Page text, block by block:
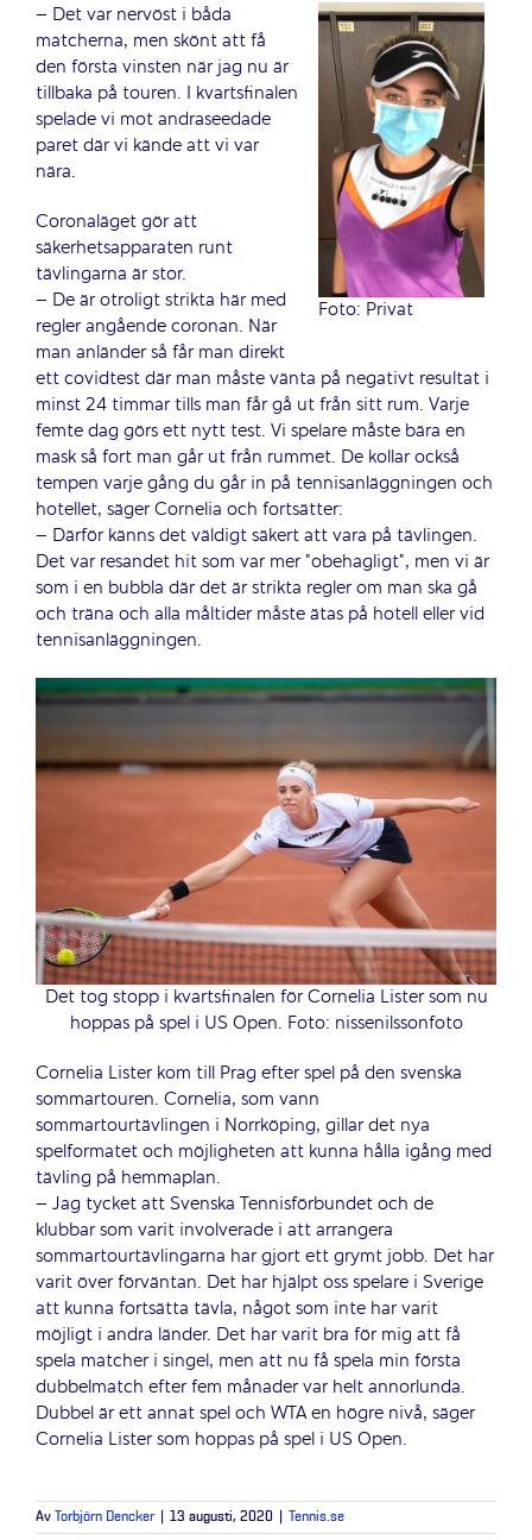
Foto: Privat
– Det var nervöst i båda
matcherna, men skönt att få
den första vinsten när jag nu är
tillbaka på touren. I kvartsfinalen
spelade vi mot andraseedade
paret där vi kände att vi var
nära.
Coronaläget gör att
säkerhetsapparaten runt
tävlingarna är stor.
– De är otroligt strikta här med
regler angående coronan. När
man anländer så får man direkt
ett covidtest där man måste vänta på negativt resultat i
minst 24 timmar tills man får gå ut från sitt rum. Varje
femte dag görs ett nytt test. Vi spelare måste bära en
mask så fort man går ut från rummet. De kollar också
tempen varje gång du går in på tennisanläggningen och
hotellet, säger Cornelia och fortsätter:
– Därför känns det väldigt säkert att vara på tävlingen.
Det var resandet hit som var mer ”obehagligt”, men vi är
som i en bubbla där det är strikta regler om man ska gå
och träna och alla måltider måste ätas på hotell eller vid
tennisanläggningen.
Det tog stopp i kvartsfinalen för Cornelia Lister som nu
hoppas på spel i US Open. Foto: nissenilssonfoto
Cornelia Lister kom till Prag efter spel på den svenska
sommartouren. Cornelia, som vann
sommartourtävlingen i Norrköping, gillar det nya
spelformatet och möjligheten att kunna hålla igång med
tävling på hemmaplan.
– Jag tycket att Svenska Tennisförbundet och de
klubbar som varit involverade i att arrangera
sommartourtävlingarna har gjort ett grymt jobb. Det har
varit över förväntan. Det har hjälpt oss spelare i Sverige
att kunna fortsätta tävla, något som inte har varit
möjligt i andra länder. Det har varit bra för mig att få
spela matcher i singel, men att nu få spela min första
dubbelmatch efter fem månader var helt annorlunda.
Dubbel är ett annat spel och WTA en högre nivå, säger
Cornelia Lister som hoppas på spel i US Open.
Av Torbjörn Dencker 13 augusti, 2020 Tennis.se